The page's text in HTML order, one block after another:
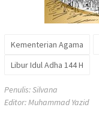
Kementerian Agama
Libur Idul Adha 144 H
Penulis: Silvana
Editor: Muhammad Yazid